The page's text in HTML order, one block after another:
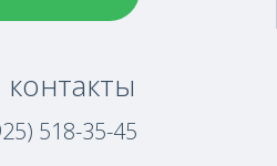
518-35-45